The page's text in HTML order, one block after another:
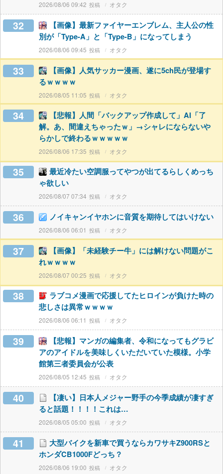
2026/08/06 09:42 オタク
32
【画像】最新ファイヤーエンブレム、主人公の性
別が「Type-A」と「Type-B」になってしまう
2026/08/06 09:45 オタク
33
【画像】人気サッカー漫画、遂に5ch民が登場す
るｗｗｗｗ
2026/08/05 11:05 オタク
34
【悲報】人間「バックアップ作成して」AI「了
解。あ、間違えちゃったｗ」→シャレにならないや
らかしで終わるｗｗｗｗｗ
2026/08/06 17:35 オタク
35
最近冷たい空調服ってやつが出てるらしくめっち
ゃ欲しい
2026/08/07 07:34 オタク
36 ノイキャンイヤホンに音質を期待してはいけない
2026/08/06 06:01 オタク
37
【画像】「未経験チー牛」には解けない問題がこ
れｗｗｗｗ
2026/08/07 00:25 オタク
38
ラブコメ漫画で応援してたヒロインが負けた時の
悲しさは異常ｗｗｗｗ
2026/08/06 06:11 オタク
39
【悲報】マンガの編集者、令和になってもグラビ
アのアイドルを美味しくいただいていた模様。小学
館第三者委員会が公表
2026/08/05 12:45 オタク
40
【凄い】日本人メジャー野手の今季成績が凄すぎ
ると話題！！！！これは…
2026/08/05 05:00 オタク
41
大型バイクを新車で買うならカワサキZ900RSと
ホンダCB1000Fどっち？
2026/08/06 19:00 オタク